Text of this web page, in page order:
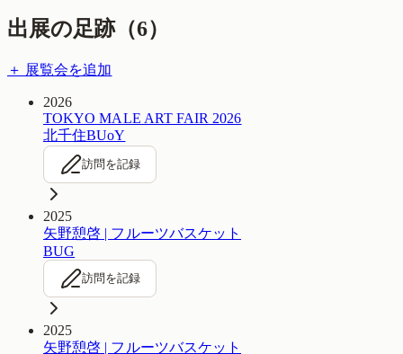
出展の足跡（6）
＋ 展覧会を追加
2026
TOKYO MALE ART FAIR 2026
北千住BUoY
訪問を記録
2025
矢野憩啓 | フルーツバスケット
BUG
訪問を記録
2025
矢野憩啓 | フルーツバスケット